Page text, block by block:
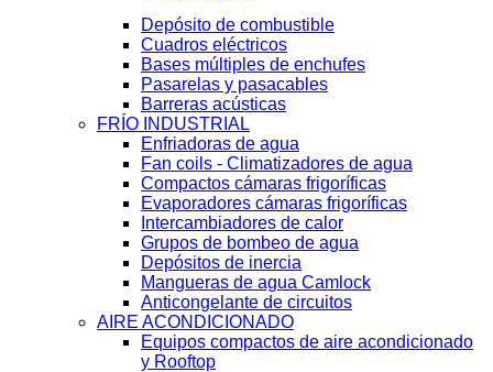
Depósito de combustible
Cuadros eléctricos
Bases múltiples de enchufes
Pasarelas y pasacables
Barreras acústicas
FRÍO INDUSTRIAL
Enfriadoras de agua
Fan coils - Climatizadores de agua
Compactos cámaras frigoríficas
Evaporadores cámaras frigoríficas
Intercambiadores de calor
Grupos de bombeo de agua
Depósitos de inercia
Mangueras de agua Camlock
Anticongelante de circuitos
AIRE ACONDICIONADO
Equipos compactos de aire acondicionado
y Rooftop